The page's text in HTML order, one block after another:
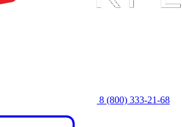
8 (800) 333‑21-68